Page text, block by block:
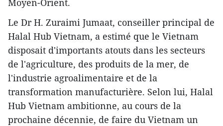
Moyen-Orient.
Le Dr H. Zuraimi Jumaat, conseiller principal de
Halal Hub Vietnam, a estimé que le Vietnam
disposait d'importants atouts dans les secteurs
de l'agriculture, des produits de la mer, de
l'industrie agroalimentaire et de la
transformation manufacturière. Selon lui, Halal
Hub Vietnam ambitionne, au cours de la
prochaine décennie, de faire du Vietnam un